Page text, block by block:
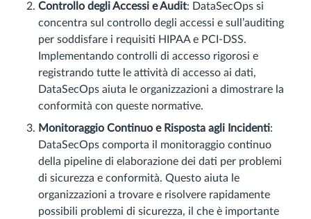
Controllo degli Accessi e Audit: DataSecOps si
concentra sul controllo degli accessi e sull’auditing
per soddisfare i requisiti HIPAA e PCI-DSS.
Implementando controlli di accesso rigorosi e
registrando tutte le attività di accesso ai dati,
DataSecOps aiuta le organizzazioni a dimostrare la
conformità con queste normative.
Monitoraggio Continuo e Risposta agli Incidenti:
DataSecOps comporta il monitoraggio continuo
della pipeline di elaborazione dei dati per problemi
di sicurezza e conformità. Questo aiuta le
organizzazioni a trovare e risolvere rapidamente
possibili problemi di sicurezza, il che è importante